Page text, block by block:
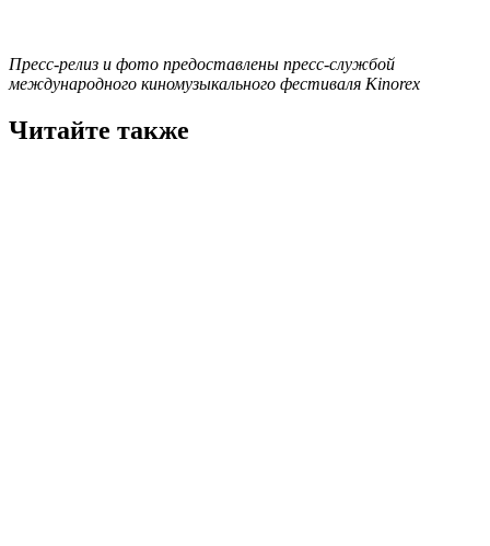
Пресс-релиз и фото предоставлены пресс-службой
международного киномузыкального фестиваля Kinorex
Читайте также